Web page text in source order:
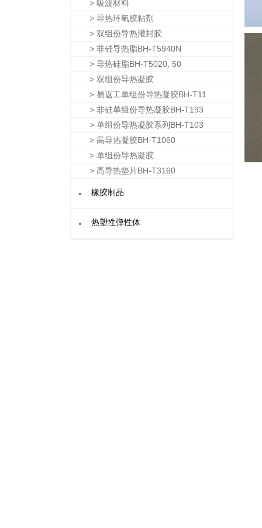
> 吸波材料
> 导热环氧胶粘剂
> 双组份导热灌封胶
> 非硅导热脂BH-T5940N
> 导热硅脂BH-T5020, 50
> 双组份导热凝胶
> 易返工单组份导热凝胶BH-T11
> 非硅单组份导热凝胶BH-T193
> 单组份导热凝胶系列BH-T103
> 高导热凝胶BH-T1060
> 单组份导热凝胶
> 高导热垫片BH-T3160
·橡胶制品
·热塑性弹性体